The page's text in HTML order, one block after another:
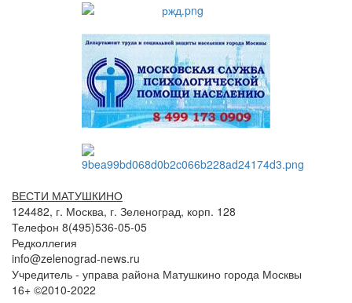
ВЕСТИ МАТУШКИНО
124482, г. Москва, г. Зеленоград, корп. 128
Телефон 8(495)536-05-05
Редколлегия
info@zelenograd-news.ru
Учредитель - управа района Матушкино города Москвы
16+ ©2010-2022